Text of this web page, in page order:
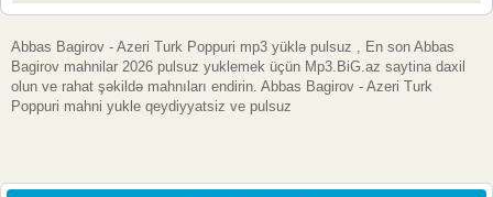
Abbas Bagirov - Azeri Turk Poppuri mp3 yüklə pulsuz , En son Abbas
Bagirov mahnilar 2026 pulsuz yuklemek üçün Mp3.BiG.az saytina daxil
olun ve rahat şəkildə mahnıları endirin. Abbas Bagirov - Azeri Turk
Poppuri mahni yukle qeydiyyatsiz ve pulsuz